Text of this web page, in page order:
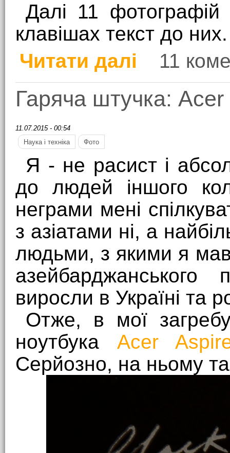
Далі 11
клавішах текст до них.
Читати далі
про Бюджетний йог:
11
Гаряча штучка:
11.07.2015 - 00:54
Наука і техніка
Фото
Я - не расист і
до людей іншого
неграми мені
з азіатами ні, а
людьми, з якими я мав
виросли в Україні та
Отже, в мої
ноутбука Acer
Серйозно, на ньому